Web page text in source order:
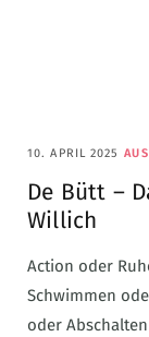
10. APRIL 2025
De Bütt –
Willich
Action oder
Schwimmen
oder